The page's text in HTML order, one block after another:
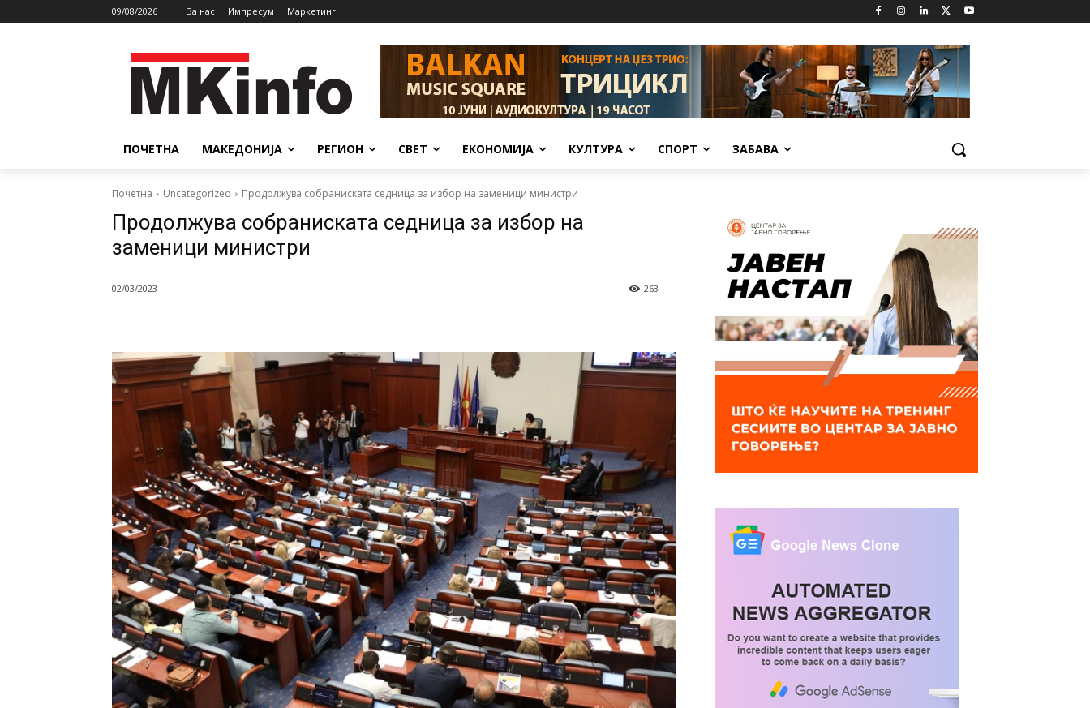
09/08/2026 За нас Импресум Маркетинг
ПОЧЕТНА МАКЕДОНИЈА РЕГИОН СВЕТ ЕКОНОМИЈА КУЛТУРА СПОРТ ЗАБАВА
Почетна Uncategorized Продолжува собраниската седница за избор на заменици министри
Продолжува собраниската седница за избор на
заменици министри
02/03/2023 263